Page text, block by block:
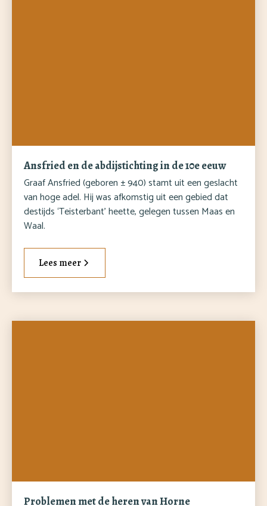
Ansfried en de abdijstichting in de 10e eeuw
Graaf Ansfried (geboren ± 940) stamt uit een geslacht
van hoge adel. Hij was afkomstig uit een gebied dat
destijds ‘Teisterbant’ heette, gelegen tussen Maas en
Waal.
Lees meer
Problemen met de heren van Horne